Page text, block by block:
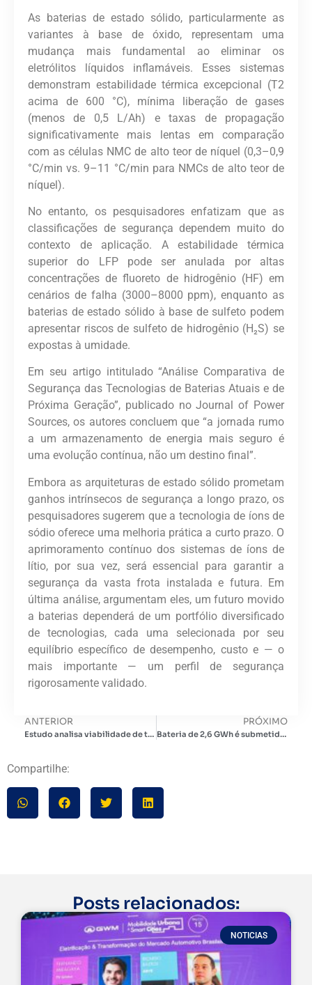
As baterias de estado sólido, particularmente as
variantes à base de óxido, representam uma
mudança mais fundamental ao eliminar os
eletrólitos líquidos inflamáveis. Esses sistemas
demonstram estabilidade térmica excepcional (T2
acima de 600 °C), mínima liberação de gases
(menos de 0,5 L/Ah) e taxas de propagação
significativamente mais lentas em comparação
com as células NMC de alto teor de níquel (0,3–0,9
°C/min vs. 9–11 °C/min para NMCs de alto teor de
níquel).
No entanto, os pesquisadores enfatizam que as
classificações de segurança dependem muito do
contexto de aplicação. A estabilidade térmica
superior do LFP pode ser anulada por altas
concentrações de fluoreto de hidrogênio (HF) em
cenários de falha (3000–8000 ppm), enquanto as
baterias de estado sólido à base de sulfeto podem
apresentar riscos de sulfeto de hidrogênio (H₂S) se
expostas à umidade.
Em seu artigo intitulado “Análise Comparativa de
Segurança das Tecnologias de Baterias Atuais e de
Próxima Geração”, publicado no Journal of Power
Sources, os autores concluem que “a jornada rumo
a um armazenamento de energia mais seguro é
uma evolução contínua, não um destino final”.
Embora as arquiteturas de estado sólido prometam
ganhos intrínsecos de segurança a longo prazo, os
pesquisadores sugerem que a tecnologia de íons de
sódio oferece uma melhoria prática a curto prazo. O
aprimoramento contínuo dos sistemas de íons de
lítio, por sua vez, será essencial para garantir a
segurança da vasta frota instalada e futura. Em
última análise, argumentam eles, um futuro movido
a baterias dependerá de um portfólio diversificado
de tecnologias, cada uma selecionada por seu
equilíbrio específico de desempenho, custo e — o
mais importante — um perfil de segurança
rigorosamente validado.
ANTERIOR
Estudo analisa viabilidade de três estratégias para implantação de BESS no Brasil
PRÓXIMO
Bateria de 2,6 GWh é submetida à aprovação ambiental no Deserto do Atacama
Compartilhe:
Posts relacionados:
NOTICIAS